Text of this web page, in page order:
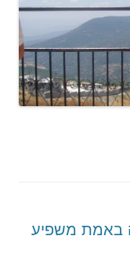
באמת משפיע